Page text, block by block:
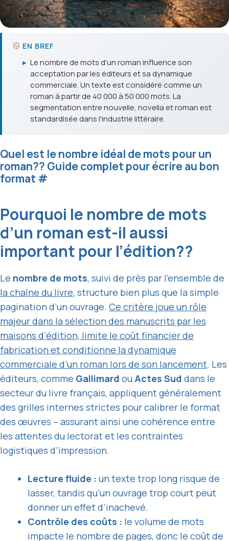
EN BREF
▸ Le nombre de mots d'un roman influence son
acceptation par les éditeurs et sa dynamique
commerciale. Un texte est considéré comme un
roman à partir de 40 000 à 50 000 mots. La
segmentation entre nouvelle, novella et roman est
standardisée dans l'industrie littéraire.
Quel est le nombre idéal de mots pour un
roman?? Guide complet pour écrire au bon
format #
Pourquoi le nombre de mots
d’un roman est-il aussi
important pour l’édition??
Le nombre de mots, suivi de près par l’ensemble de
la chaîne du livre, structure bien plus que la simple
pagination d’un ouvrage. Ce critère joue un rôle
majeur dans la sélection des manuscrits par les
maisons d’édition, limite le coût financier de
fabrication et conditionne la dynamique
commerciale d’un roman lors de son lancement. Les
éditeurs, comme Gallimard ouActes Sud dans le
secteur du livre français, appliquent généralement
des grilles internes strictes pour calibrer le format
des œuvres – assurant ainsi une cohérence entre
les attentes du lectorat et les contraintes
logistiques d’impression.
Lecture fluide : un texte trop long risque de
lasser, tandis qu’un ouvrage trop court peut
donner un effet d’inachevé.
Contrôle des coûts : le volume de mots
impacte le nombre de pages, donc le coût de